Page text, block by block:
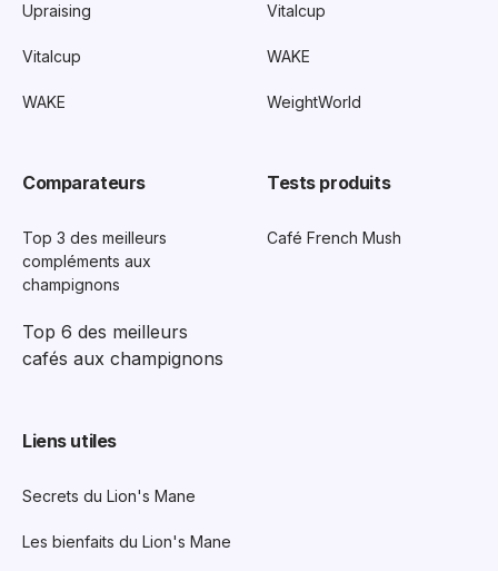
Upraising
Vitalcup
WAKE
Vitalcup
WAKE
WeightWorld
Comparateurs
Top 3 des meilleurs
compléments aux
champignons
Top 6 des meilleurs
cafés aux champignons
Tests produits
Café French Mush
Liens utiles
Secrets du Lion's Mane
Les bienfaits du Lion's Mane